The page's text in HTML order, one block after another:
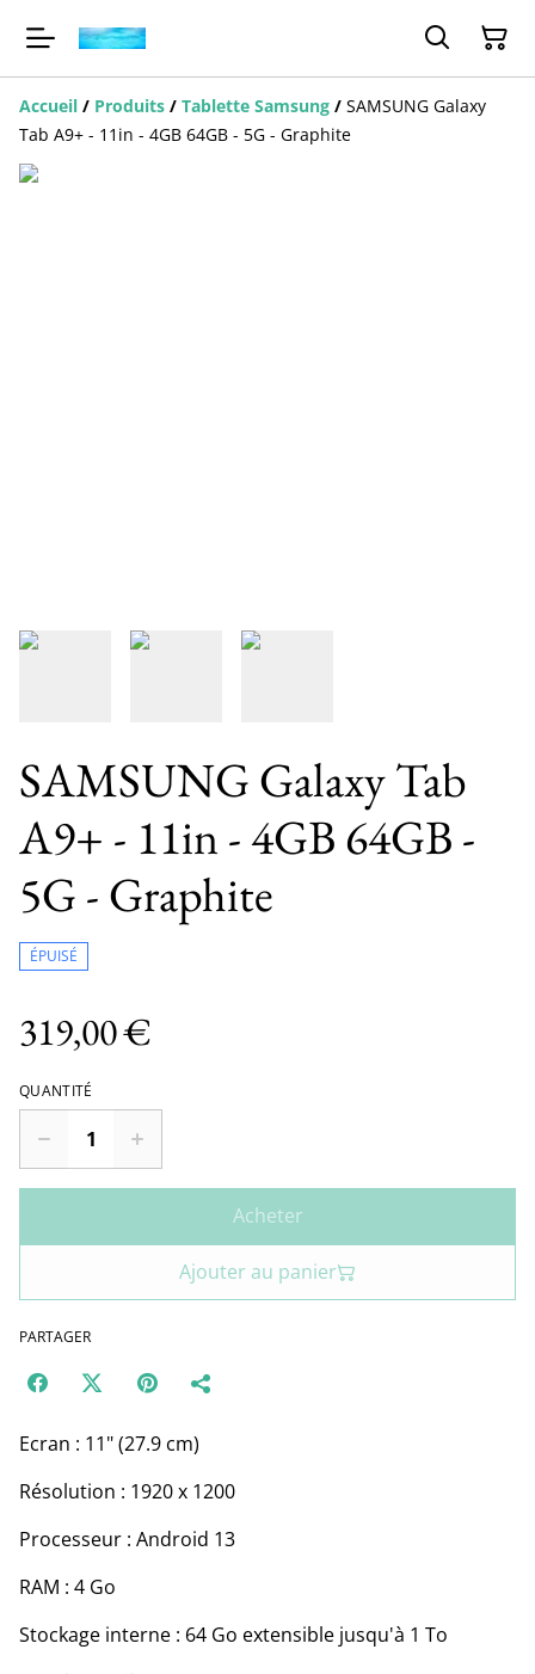
Accueil / Produits / Tablette Samsung / SAMSUNG Galaxy
Tab A9+ - 11in - 4GB 64GB - 5G - Graphite
SAMSUNG Galaxy Tab
A9+ - 11in - 4GB 64GB -
5G - Graphite
ÉPUISÉ
319,00 €
QUANTITÉ
Acheter
Ajouter au panier
PARTAGER
Ecran : 11" (27.9 cm)
Résolution : 1920 x 1200
Processeur : Android 13
RAM : 4 Go
Stockage interne : 64 Go extensible jusqu'à 1 To